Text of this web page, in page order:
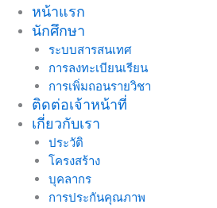
หน้าแรก
นักศึกษา
ระบบสารสนเทศ
การลงทะเบียนเรียน
การเพิ่มถอนรายวิชา
ติดต่อเจ้าหน้าที่
เกี่ยวกับเรา
ประวัติ
โครงสร้าง
บุคลากร
การประกันคุณภาพ